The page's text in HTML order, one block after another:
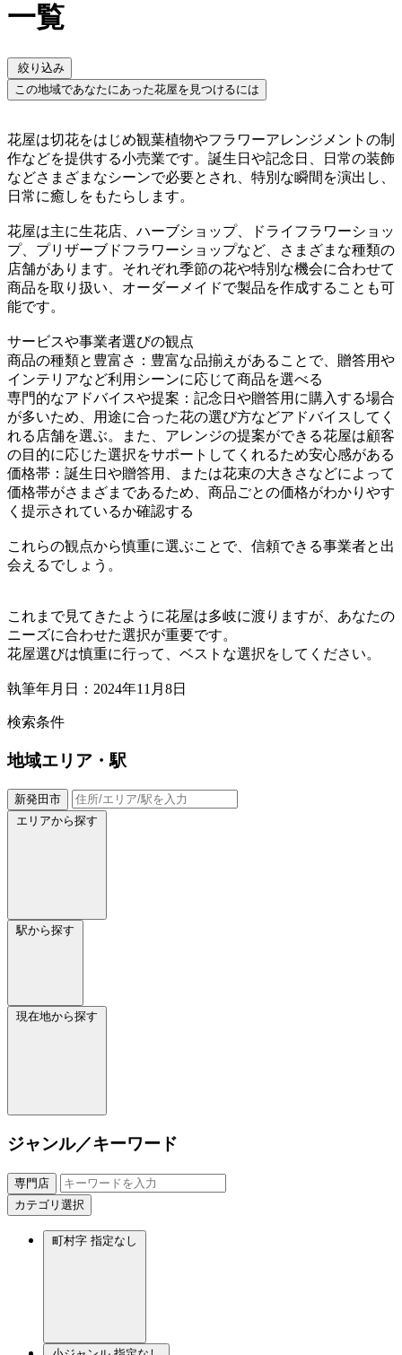
一覧
絞り込み
この地域であなたにあった花屋を見つけるには
花屋は切花をはじめ観葉植物やフラワーアレンジメントの制
作などを提供する小売業です。誕生日や記念日、日常の装飾
などさまざまなシーンで必要とされ、特別な瞬間を演出し、
日常に癒しをもたらします。
花屋は主に生花店、ハーブショップ、ドライフラワーショッ
プ、プリザーブドフラワーショップなど、さまざまな種類の
店舗があります。それぞれ季節の花や特別な機会に合わせて
商品を取り扱い、オーダーメイドで製品を作成することも可
能です。
サービスや事業者選びの観点
商品の種類と豊富さ：豊富な品揃えがあることで、贈答用や
インテリアなど利用シーンに応じて商品を選べる
専門的なアドバイスや提案：記念日や贈答用に購入する場合
が多いため、用途に合った花の選び方などアドバイスしてく
れる店舗を選ぶ。また、アレンジの提案ができる花屋は顧客
の目的に応じた選択をサポートしてくれるため安心感がある
価格帯：誕生日や贈答用、または花束の大きさなどによって
価格帯がさまざまであるため、商品ごとの価格がわかりやす
く提示されているか確認する
これらの観点から慎重に選ぶことで、信頼できる事業者と出
会えるでしょう。
これまで見てきたように花屋は多岐に渡りますが、あなたの
ニーズに合わせた選択が重要です。
花屋選びは慎重に行って、ベストな選択をしてください。
執筆年月日：2024年11月8日
検索条件
地域エリア・駅
新発田市
エリアから探す
駅から探す
現在地から探す
ジャンル／キーワード
専門店
カテゴリ選択
町村字 指定なし